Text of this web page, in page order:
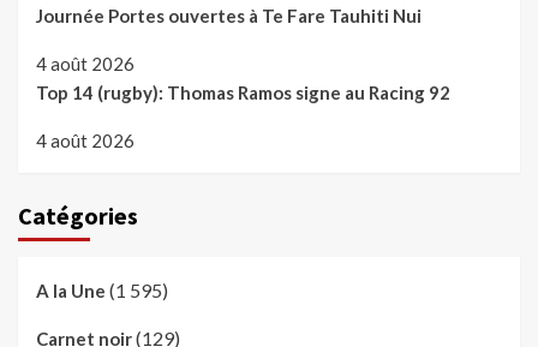
Journée Portes ouvertes à Te Fare Tauhiti Nui
4 août 2026
Top 14 (rugby): Thomas Ramos signe au Racing 92
4 août 2026
Catégories
A la Une (1 595)
Carnet noir(129)